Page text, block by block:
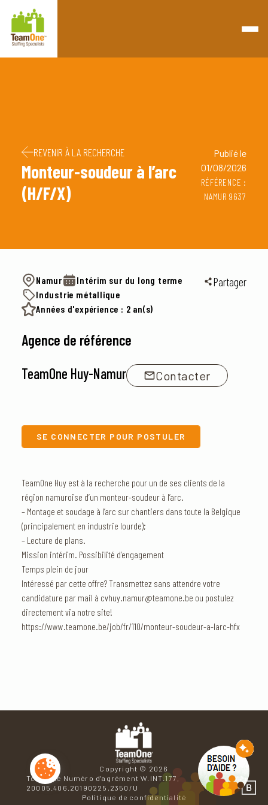
Retourner à la page d'accueil
REVENIR À LA RECHERCHE
Monteur-soudeur à l’arc
(H/F/X)
Publié le
01/08/2026
RÉFÉRENCE :
NAMUR 9637
Namur
Intérim sur du long terme
Industrie métallique
Années d'expérience : 2 an(s)
Partager
Agence de référence
TeamOne Huy-Namur
Contacter
SE CONNECTER POUR POSTULER
TeamOne Huy est à la recherche pour un de ses clients de la
région namuroise d’un monteur-soudeur à l’arc.
– Montage et soudage à l’arc sur chantiers dans toute la Belgique
(principalement en industrie lourde);
– Lecture de plans.
Mission intérim. Possibilité d’engagement
Temps plein de jour
Intéressé par cette offre? Transmettez sans attendre votre
candidature par mail à cvhuy.namur@teamone.be ou postulez
directement via notre site!
https://www.teamone.be/job/fr/110/monteur-soudeur-a-larc-hfx
Copyright © 2026
TeamOne Numéro d'agrément W.INT.177,
20005.406.20190225,2350/U
Politique de confidentialité
Se